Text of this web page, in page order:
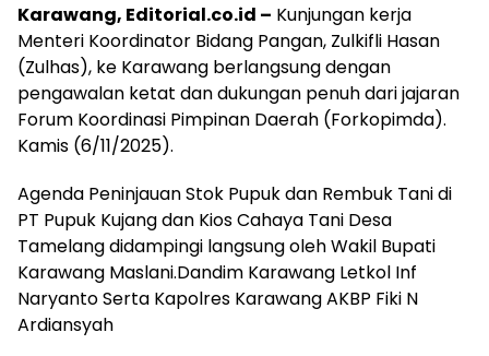
Karawang, Editorial.co.id – Kunjungan kerja
Menteri Koordinator Bidang Pangan, Zulkifli Hasan
(Zulhas), ke Karawang berlangsung dengan
pengawalan ketat dan dukungan penuh dari jajaran
Forum Koordinasi Pimpinan Daerah (Forkopimda).
Kamis (6/11/2025).
Agenda Peninjauan Stok Pupuk dan Rembuk Tani di
PT Pupuk Kujang dan Kios Cahaya Tani Desa
Tamelang didampingi langsung oleh Wakil Bupati
Karawang Maslani.Dandim Karawang Letkol Inf
Naryanto Serta Kapolres Karawang AKBP Fiki N
Ardiansyah